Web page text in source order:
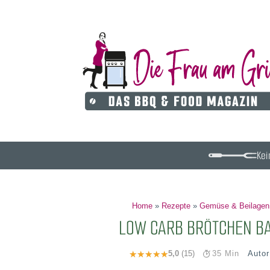
Home » Rezepte »Gemüse & Beilagen
LOW CARB BRÖTCHEN
5,0 (15) 35 Min